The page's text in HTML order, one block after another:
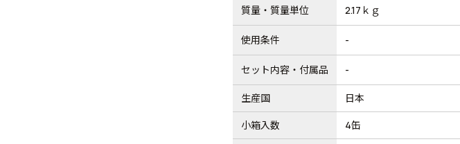
質量・質量単位 2.17ｋｇ
使用条件 -
セット内容・付属品 -
生産国 日本
小箱入数 4缶